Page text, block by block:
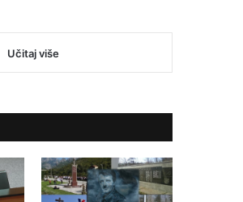
Učitaj više